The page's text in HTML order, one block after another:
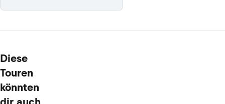
Diese
Touren
könnten